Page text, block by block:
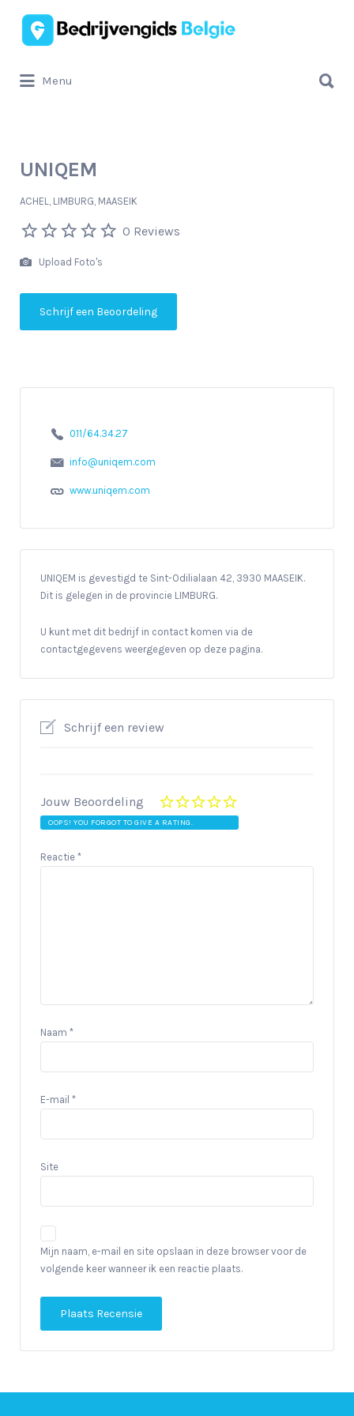
Zoek
naar:
Menu
naar:
UNIQEM
ACHEL, LIMBURG, MAASEIK
0 Reviews
Upload Foto's
Schrijf een Beoordeling
011/64.34.27
info@uniqem.com
www.uniqem.com
UNIQEM is gevestigd te Sint-Odilialaan 42, 3930 MAASEIK.
Dit is gelegen in de provincie LIMBURG.
U kunt met dit bedrijf in contact komen via de
contactgegevens weergegeven op deze pagina.
Schrijf een review
Jouw Beoordeling
OOPS! YOU FORGOT TO GIVE A RATING.
Reactie *
Naam *
E-mail *
Site
Mijn naam, e-mail en site opslaan in deze browser voor de
volgende keer wanneer ik een reactie plaats.